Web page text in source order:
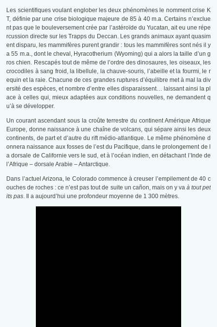
Les scientifiques voulant englober les deux phénomènes le nomment crise K
T, définie par une crise biologique majeure de 85 à 40 m.a. Certains n’exclue
nt pas que le bouleversement crée par l’astéroïde du Yucatan, ait eu une répe
rcussion directe sur les Trapps du Deccan. Les grands animaux ayant quasim
ent disparu, les mammifères purent grandir : tous les mammifères sont nés il y
a 55 m.a., dont le cheval, Hyracotherium (Wyoming) qui a alors la taille d’un g
ros chien. Rescapés tout de même de l’ordre des dinosaures, les oiseaux, les
crocodiles à sang froid, la libellule, la chauve-souris, l’abeille et la fourmi, le r
equin et la raie. Chacune de ces grandes ruptures d’équilibre met à mal la div
ersité des espèces, et nombre d’entre elles disparaissent… laissant ainsi la pl
ace à celles qui, mieux adaptées aux conditions nouvelles, ne demandent q
u’à se développer.
Un courant ascendant sous la croûte terrestre du continent Amérique Afrique
Europe, donne naissance à une chaîne de volcans, qui sépare ainsi les deux
continents, de part et d’autre du rift médio-atlantique. Le même phénomène d
onnera naissance aux fosses de l’est du Pacifique, dans le prolongement de l
a dorsale de Californie vers le sud, et à l’océan indien, en détachant l’Inde de
l’Afrique – dorsale Arabie – Antarctique.
Dans l’actuel Arizona, le Colorado commence à creuser l’empilement de 40 c
ouches de roches : ce n’est pas tout de suite un cañon, mais on y va à tout pet
its pas. Il a aujourd’hui une profondeur moyenne de 1 300 mètres.